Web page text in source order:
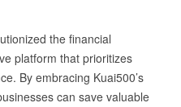
the financial
platform that prioritizes
By embracing Kuai500’s
can save valuable